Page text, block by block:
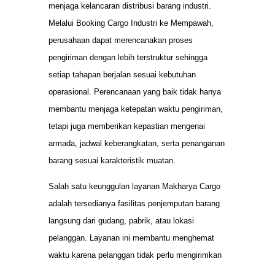
menjaga kelancaran distribusi barang industri.
Melalui Booking Cargo Industri ke Mempawah,
perusahaan dapat merencanakan proses
pengiriman dengan lebih terstruktur sehingga
setiap tahapan berjalan sesuai kebutuhan
operasional. Perencanaan yang baik tidak hanya
membantu menjaga ketepatan waktu pengiriman,
tetapi juga memberikan kepastian mengenai
armada, jadwal keberangkatan, serta penanganan
barang sesuai karakteristik muatan.
Salah satu keunggulan layanan Makharya Cargo
adalah tersedianya fasilitas penjemputan barang
langsung dari gudang, pabrik, atau lokasi
pelanggan. Layanan ini membantu menghemat
waktu karena pelanggan tidak perlu mengirimkan